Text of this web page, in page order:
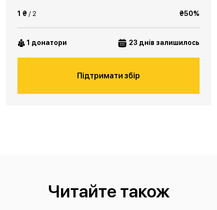
1 ₴ / 2 ₴50%
1 донатори 23 днів залишилось
Підтримати збір
Читайте також